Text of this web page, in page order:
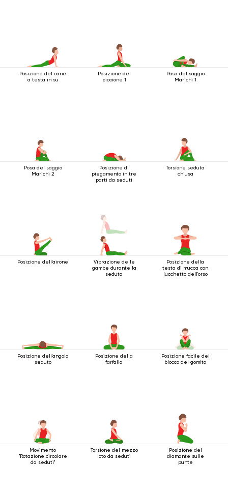
Posizione del cane
a testa in su
Posizione del
piccione 1
Posa del saggio
Marichi 1
Posa del saggio
Marichi 2
Posizione di
piegamento in tre
parti da seduti
Torsione seduta
chiusa
Posizione dell'airone
Vibrazione delle
gambe durante la
seduta
Posizione della
testa di mucca con
lucchetto dell'orso
Posizione dell'angolo
seduto
Posizione della
farfalla
Posizione facile del
blocco del gomito
Movimento
"Rotazione circolare
da seduti"
Torsione del mezzo
loto da seduti
Posizione del
diamante sulle
punte